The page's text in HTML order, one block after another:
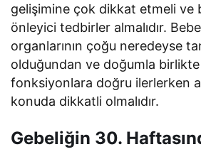
gelişimine çok dikkat etmeli ve
önleyici tedbirler almalıdır.
organlarının çoğu neredeyse
olduğundan ve doğumla birlikte
fonksiyonlara doğru ilerlerken
konuda dikkatli olmalıdır.
Gebeliğin 30.